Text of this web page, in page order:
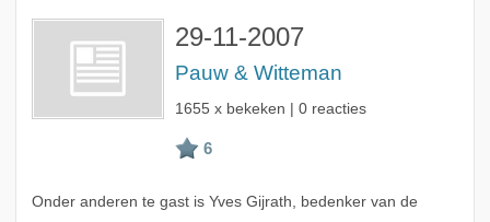
29-11-2007
Pauw & Witteman
1655 x bekeken | 0 reacties
Onder anderen te gast is Yves Gijrath, bedenker van de